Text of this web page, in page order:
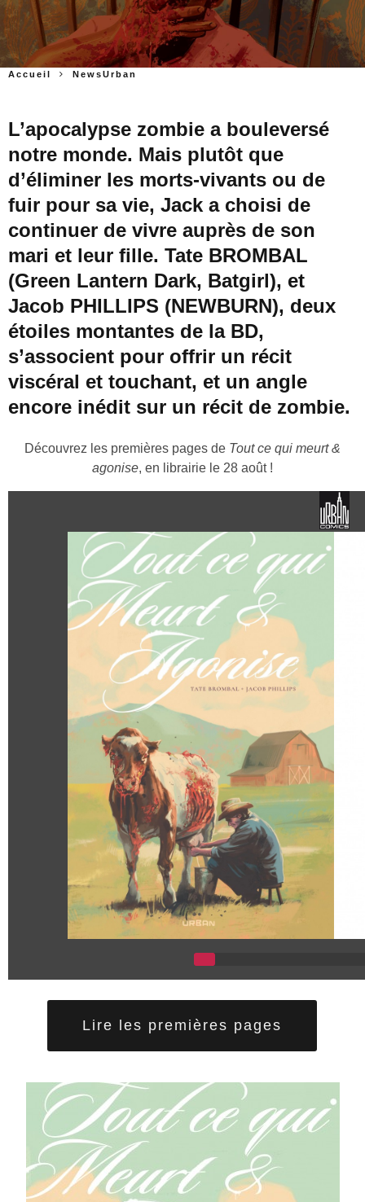
Accueil NewsUrban
L’apocalypse zombie a bouleversé
notre monde. Mais plutôt que
d’éliminer les morts-vivants ou de
fuir pour sa vie, Jack a choisi de
continuer de vivre auprès de son
mari et leur fille. Tate BROMBAL
(Green Lantern Dark, Batgirl), et
Jacob PHILLIPS (NEWBURN), deux
étoiles montantes de la BD,
s’associent pour offrir un récit
viscéral et touchant, et un angle
encore inédit sur un récit de zombie.
Découvrez les premières pages de Tout ce qui meurt &
agonise, en librairie le 28 août !
Lire les premières pages